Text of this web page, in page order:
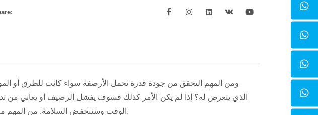
ومن المهم التحقق من جودة قدرة تحمل الأرصفة سواء كانت للطرق أو
الذي يتعرض له؟ إذا لم يكن الأمر كذلك فسوف يفشل الرصيف أو يعاني من
الوقت وستنخفض السلامة. من المهم ملاحظة الحالة الهيكلية لأرصفتك من أجل منع فشل الرصيف.